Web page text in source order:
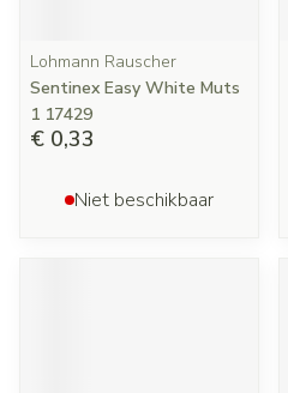
Lohmann Rauscher
Sentinex Easy White Muts
1 17429
€ 0,33
Niet beschikbaar